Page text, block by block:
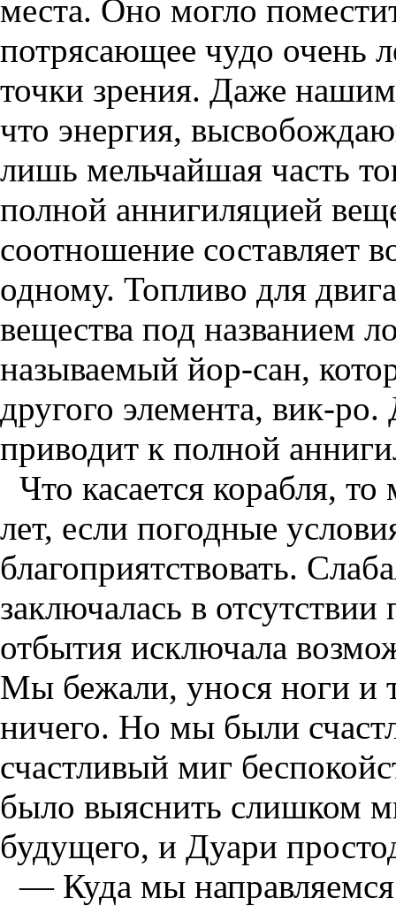
места. Оно могло
потрясающее чудо очень
точки зрения. Даже
что энергия,
лишь мельчайшая часть
полной аннигиляцией
соотношение составляет
одному. Топливо для
вещества под названием
называемый йор-сан,
другого элемента, вик-
приводит к полной
Что касается корабля,
лет, если погодные
благоприятствовать.
заключалась в
отбытия исключала
Мы бежали, унося ноги и
ничего. Но мы были
счастливый миг
было выяснить слишком
будущего, и Дуари
— Куда мы